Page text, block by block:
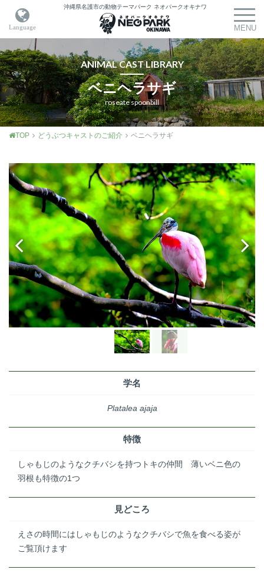
沖縄県名護市の動物テーマパーク ネオパークオキナワ
ANIMAL CAST LIBRARY
ベニヘラサギ
roseate spoonbill
TOP どうぶつキャストのご紹介 ベニヘラサギ
学名
Platalea ajaja
特徴
しゃもじのようなクチバシを持つトキの仲間 薄いベニ色の
羽根も特徴の1つ
見どころ
えさの時間にはしゃもじのようなクチバシで魚を食べる姿が
ご覧頂けます